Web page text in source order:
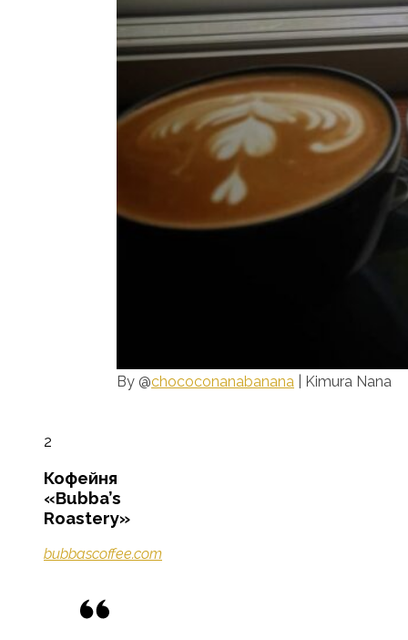
By @chococonanabanana | Kimura Nana
2
Кофейня
«Bubba’s
Roastery»
bubbascoffee.com